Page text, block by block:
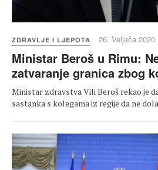
ZDRAVLJE I LJEPOTA 26. Veljača 2020.
Ministar Beroš u Rimu:
zatvaranje granica zbog
Ministar zdravstva Vili Beroš rekao je
sastanka s kolegama iz regije da ne